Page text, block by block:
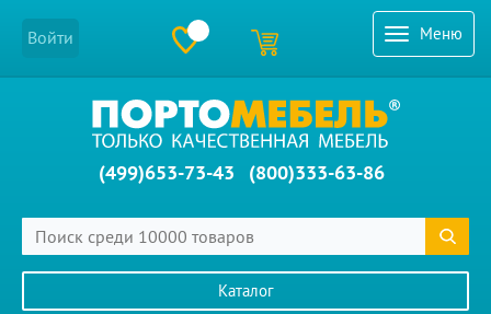
Меню
Войти
(499)653-73-43 (800)333-63-86
Каталог